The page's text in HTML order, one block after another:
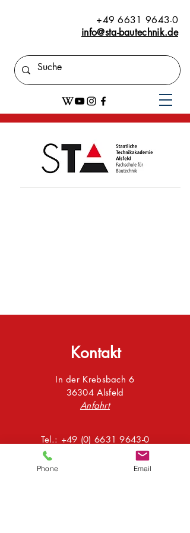
+49 6631 9643-0
info@sta-bautechnik.de
Kontakt
In der Krebsbach 6
36304 Alsfeld
Anfahrt
Tel.: +49 (0) 6631 9643-0
E-Mail:
info@sta-bautechnik.de
Zum Anmeldeformular
Phone Email